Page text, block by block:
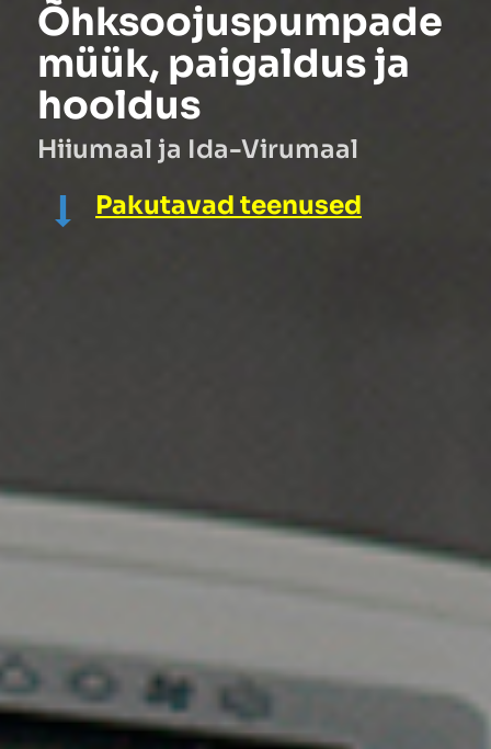
Õhksoojuspumpade
müük, paigaldus ja
hooldus
Hiiumaal ja Ida-Virumaal
Pakutavad teenused